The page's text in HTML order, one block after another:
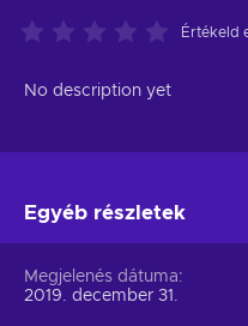
Értékeld
No description yet
Egyéb részletek
Megjelenés dátuma
2019. december 31.